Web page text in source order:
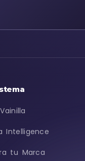
Intelligence
tu Marca